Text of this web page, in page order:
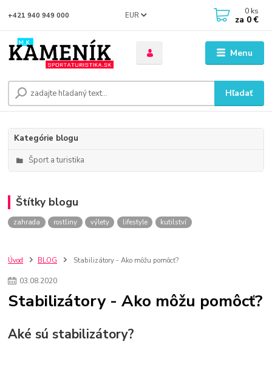
Menu
EUR
Hľadať
+421 940 949 000 0 ks
za 0 €
Kategórie blogu
Šport a turistika
Štítky blogu
zahrada rostliny výlety lifestyle kutilství
Úvod BLOG Stabilizátory - Ako môžu pomôcť?
03.08.2020
Stabilizátory - Ako môžu pomôcť?
Aké sú stabilizátory?